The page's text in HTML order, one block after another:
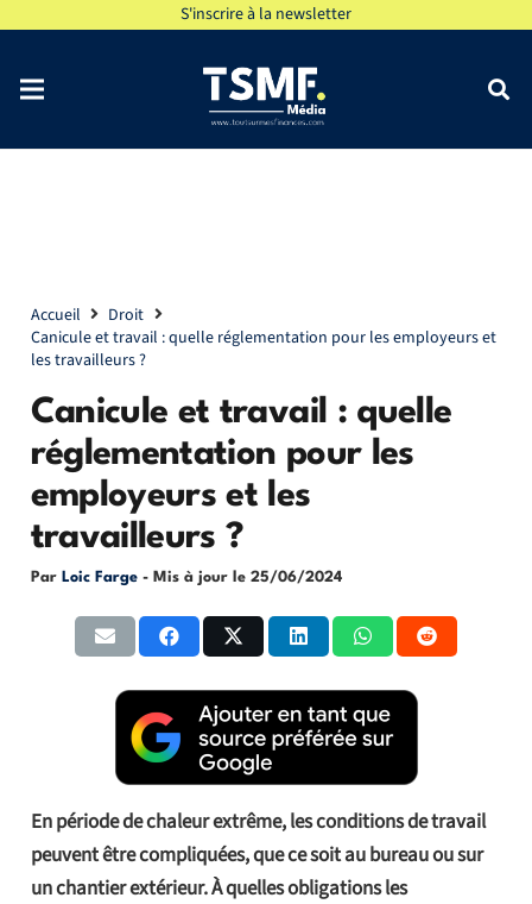
S'inscrire à la newsletter
Accueil
Droit
Canicule et travail : quelle réglementation pour les employeurs et
les travailleurs ?
Canicule et travail : quelle
réglementation pour les
employeurs et les
travailleurs ?
Par Loic Farge - Mis à jour le 25/06/2024
En période de chaleur extrême, les conditions de travail
peuvent être compliquées, que ce soit au bureau ou sur
un chantier extérieur. À quelles obligations les